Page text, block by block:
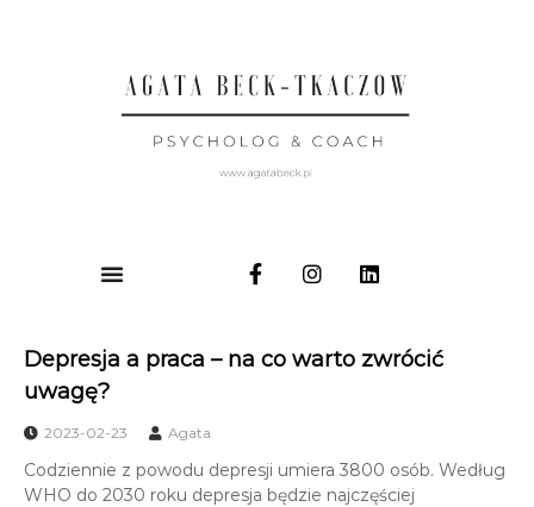
Depresja a praca – na co warto zwrócić
uwagę?
2023-02-23 Agata
Codziennie z powodu depresji umiera 3800 osób. Według
WHO do 2030 roku depresja będzie najczęściej